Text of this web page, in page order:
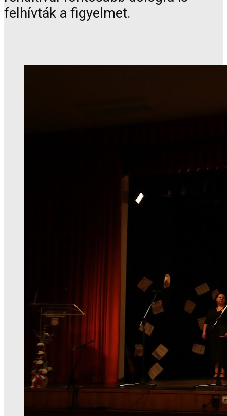
felhívták a figyelmet.